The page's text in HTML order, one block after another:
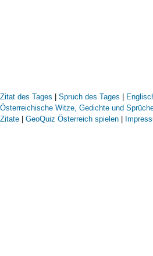
Zitat des Tages Spruch des Tages
Österreichische Witze, Gedichte und
Zitate
GeoQuiz Österreich spielen